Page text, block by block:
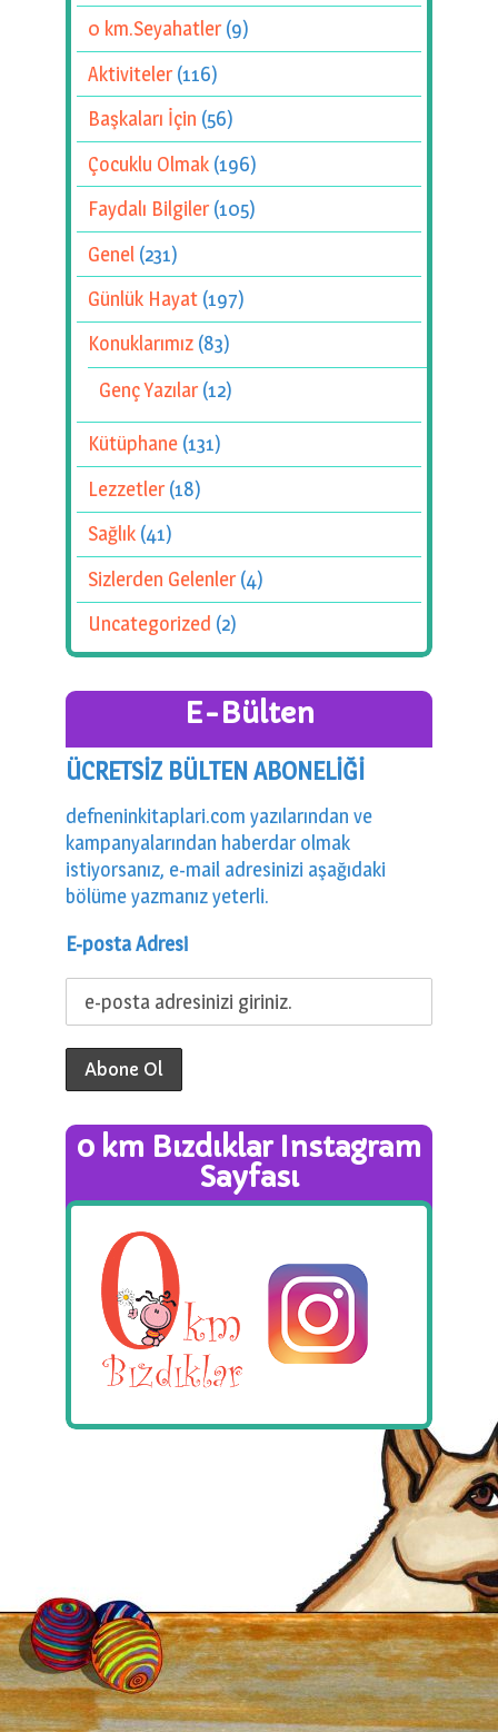
0 km.Seyahatler(9)
Aktiviteler(116)
Başkaları İçin (56)
Çocuklu Olmak (196)
Faydalı Bilgiler(105)
Genel (231)
Günlük Hayat (197)
Konuklarımız (83)
Genç Yazılar(12)
Kütüphane (131)
Lezzetler(18)
Sağlık (41)
Sizlerden Gelenler(4)
Uncategorized (2)
E-Bülten
ÜCRETSİZ BÜLTEN ABONELİĞİ
defneninkitaplari.com yazılarından ve
kampanyalarından haberdar olmak
istiyorsanız, e-mail adresinizi aşağıdaki
bölüme yazmanız yeterli.
E-posta Adresi
0 km Bızdıklar Instagram
Sayfası